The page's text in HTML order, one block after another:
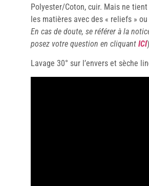
Polyester/Coton, cuir. Mais ne
les matières avec des « reliefs » ou
En cas de doute, se référer à la
posez votre question en cliquant ICI
Lavage 30° sur l’envers et sèche